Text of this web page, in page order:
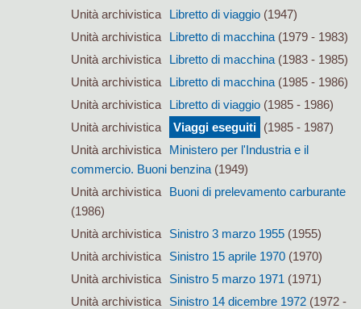
Unità archivistica
Libretto di viaggio(1947)
Unità archivistica
Libretto di macchina(1979 - 1983)
Unità archivistica
Libretto di macchina(1983 - 1985)
Unità archivistica
Libretto di macchina(1985 - 1986)
Unità archivistica
Libretto di viaggio(1985 - 1986)
Unità archivistica
Viaggi eseguiti
(1985 - 1987)
Unità archivistica
Ministero per l'Industria e il
commercio. Buoni benzina(1949)
Unità archivistica
Buoni di prelevamento carburante
(1986)
Unità archivistica
Sinistro 3 marzo 1955(1955)
Unità archivistica
Sinistro 15 aprile 1970(1970)
Unità archivistica
Sinistro 5 marzo 1971 (1971)
Unità archivistica
Sinistro 14 dicembre 1972(1972 -